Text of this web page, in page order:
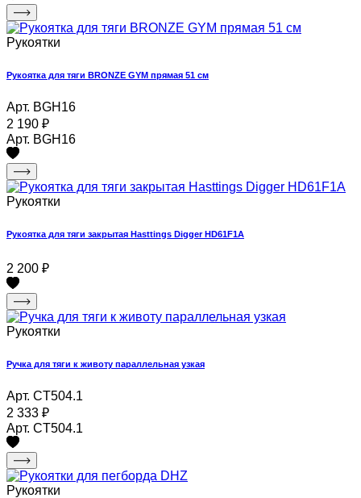
Рукоятки
Рукоятка для тяги BRONZE GYM прямая 51 см
Арт. BGH16
2 190 ₽
Арт. BGH16
Рукоятки
Рукоятка для тяги закрытая Hasttings Digger HD61F1A
2 200 ₽
Рукоятки
Ручка для тяги к животу параллельная узкая
Арт. CT504.1
2 333 ₽
Арт. CT504.1
Рукоятки